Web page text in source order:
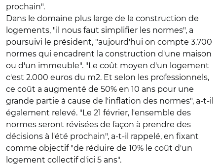
prochain".
Dans le domaine plus large de la construction de
logements, "il nous faut simplifier les normes", a
poursuivi le président, "aujourd'hui on compte 3.700
normes qui encadrent la construction d'une maison
ou d'un immeuble". "Le coût moyen d'un logement
c'est 2.000 euros du m2. Et selon les professionnels,
ce coût a augmenté de 50% en 10 ans pour une
grande partie à cause de l'inflation des normes", a-t-il
également relevé. "Le 21 février, l'ensemble des
normes seront révisées de façon à prendre des
décisions à l'été prochain", a-t-il rappelé, en fixant
comme objectif "de réduire de 10% le coût d'un
logement collectif d'ici 5 ans".